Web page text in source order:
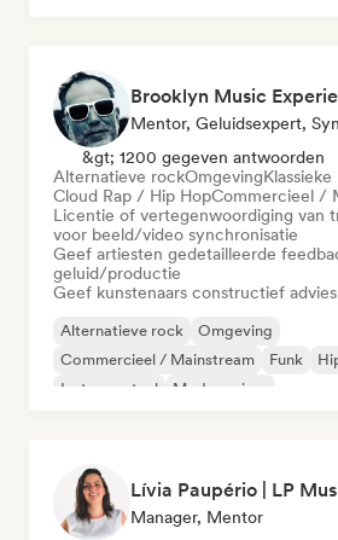
Brooklyn Music
Mentor, Geluidsexpert,
&gt; 1200 gegeven antwoorden
Alternatieve rockOmgeving
Cloud Rap / Hip HopCommercieel /
Licentie of vertegenwoordiging van
voor beeld/video synchronisatie
Geef artiesten gedetailleerde
geluid/productie
Geef kunstenaars constructief advies
Alternatieve rock
Omgeving
Commercieel / Mainstream
Funk
Instrumentaal
Moderne jazz
Lívia Paupério | LP
Manager, Mentor